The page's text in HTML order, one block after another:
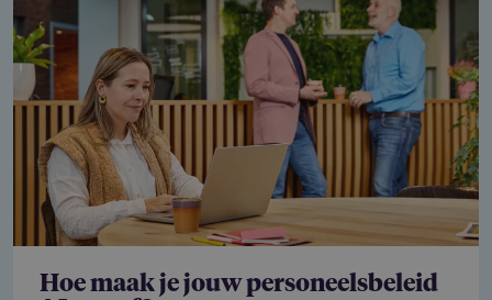
Hoe maak je jouw personeelsbeleid